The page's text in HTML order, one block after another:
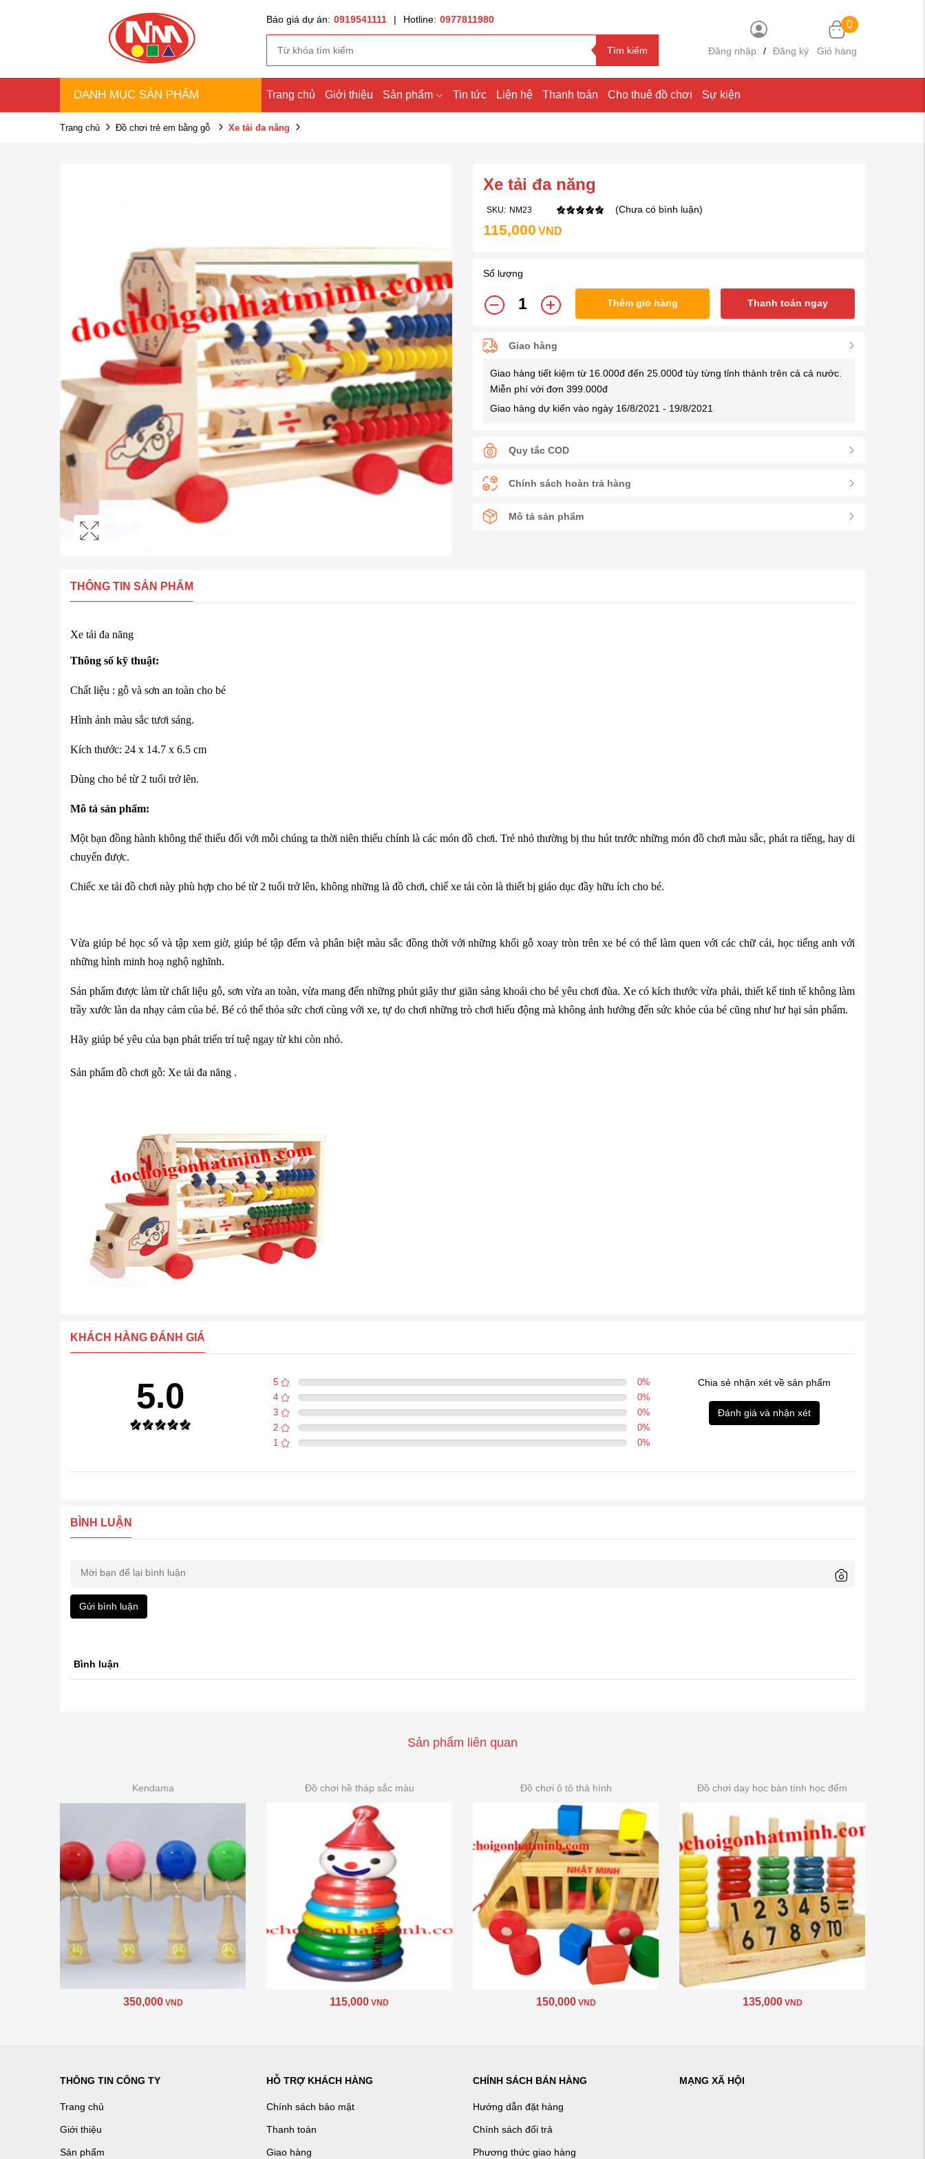
Báo giá dự án: 0919541111 | Hotline: 0977811980
Tìm kiếm Đăng nhập / Đăng ký
0
Giỏ hàng
DANH MỤC SẢN PHẨM Trang chủ Giới thiệu Sản phẩm Tin tức Liện hệ Thanh toán Cho thuê đồ chơi Sự kiện
Trang chủ Đồ chơi trẻ em bằng gỗ Xe tải đa năng
Xe tải đa năng
SKU: NM23 (Chưa có bình luận)
115,000 VND
Số lượng
Thêm giỏ hàng Thanh toán ngay
Giao hàng
Giao hàng tiết kiệm từ 16.000đ đến 25.000đ tùy từng tỉnh thành trên cả cả nước.
Miễn phí với đơn 399.000đ
Giao hàng dự kiến vào ngày 16/8/2021 - 19/8/2021
Quy tắc COD
Chính sách hoàn trả hàng
Mô tả sản phẩm
THÔNG TIN SẢN PHẨM
Xe tải đa năng
Thông số kỹ thuật:
Chất liệu : gỗ và sơn an toàn cho bé
Hình ảnh màu sắc tươi sáng.
Kích thước: 24 x 14.7 x 6.5 cm
Dùng cho bé từ 2 tuổi trở lên.
Mô tả sản phẩm:
Một bạn đồng hành không thể thiếu đối với mỗi chúng ta thời niên thiếu chính là các món đồ chơi. Trẻ nhỏ thường bị thu hút trước những món đồ chơi màu sắc, phát ra tiếng, hay di
chuyển được.
Chiếc xe tải đồ chơi này phù hợp cho bé từ 2 tuổi trở lên, không những là đồ chơi, chiế xe tải còn là thiết bị giáo dục đầy hữu ích cho bé.
Vừa giúp bé học số và tập xem giờ, giúp bé tập đếm và phân biệt màu sắc đồng thời với những khối gỗ xoay tròn trên xe bé có thể làm quen với các chữ cái, học tiếng anh với
những hình minh hoạ nghộ nghĩnh.
Sản phẩm được làm từ chất liệu gỗ, sơn vừa an toàn, vừa mang đến những phút giây thư giãn sảng khoái cho bé yêu chơi đùa. Xe có kích thước vừa phải, thiết kế tinh tế không làm
trầy xước làn da nhạy cảm của bé. Bé có thể thỏa sức chơi cùng với xe, tự do chơi những trò chơi hiếu động mà không ảnh hưởng đến sức khỏe của bé cũng như hư hại sản phẩm.
Hãy giúp bé yêu của bạn phát triển trí tuệ ngay từ khi còn nhỏ.
Sản phẩm đồ chơi gỗ: Xe tải đa năng .
KHÁCH HÀNG ĐÁNH GIÁ
5.0 5 0%
4
0%
3
0%
2
0%
1
0%
Chia sẻ nhận xét về sản phẩm
Đánh giá và nhận xét
BÌNH LUẬN
Gửi bình luận
Bình luận
Sản phẩm liên quan
Kendama
350,000 VND
Đồ chơi hề tháp sắc màu
115,000 VND
Đồ chơi ô tô thả hình
150,000 VND
Đồ chơi dạy học bàn tính học đếm
135,000 VND
THÔNG TIN CÔNG TY
Trang chủ
Giới thiệu
Sản phẩm
HỖ TRỢ KHÁCH HÀNG
Chính sách bảo mật
Thanh toán
Giao hàng
CHÍNH SÁCH BÁN HÀNG
Hướng dẫn đặt hàng
Chính sách đổi trả
Phương thức giao hàng
MẠNG XÃ HỘI